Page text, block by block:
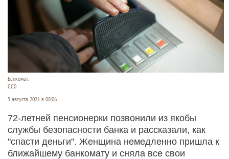
Банкомат.
СС0
5 августа 2021 в 08:06
72-летней пенсионерки позвонили из якобы
службы безопасности банка и рассказали, как
"спасти деньги". Женщина немедленно пришла к
ближайшему банкомату и сняла все свои